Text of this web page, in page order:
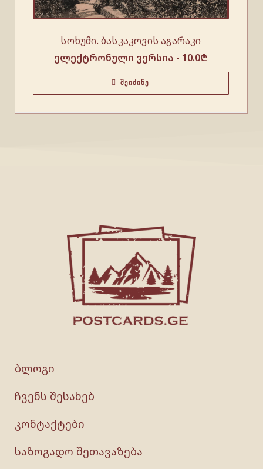
სოხუმი. ბასკაკოვის აგარაკი
ელექტრონული ვერსია - 10.0₾
ᲨᲔᲘᲫᲘᲜᲔ
ბლოგი
ჩვენს შესახებ
კონტაქტები
საზოგადო შეთავაზება